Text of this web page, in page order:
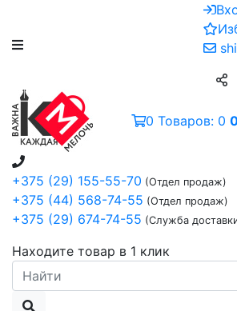
+375 (29) 155-55-70 (Отдел продаж)
+375 (44) 568-74-55 (Отдел продаж)
+375 (29) 674-74-55 (Служба
Находите товар в 1 клик
0 Товаров: 0